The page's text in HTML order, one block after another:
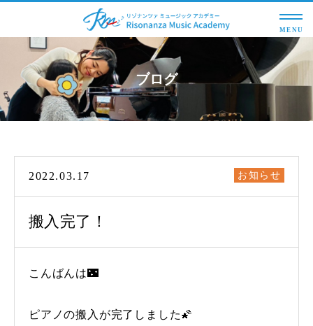
MENU
ブログ
2022.03.17 お知らせ
搬入完了！
こんばんは🌃
ピアノの搬入が完了しました🌠